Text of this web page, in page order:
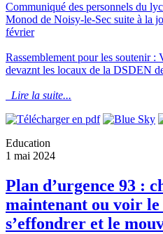
Communiqué des personnels du
Monod de Noisy-le-Sec suite à la
février
Rassemblement pour les soutenir :
devaznt les locaux de la DSDEN
Lire la suite...
Education
1 mai 2024
Plan d’urgence 93 :
maintenant ou voir
s’effondrer et le